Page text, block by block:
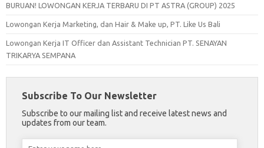
BURUAN! LOWONGAN KERJA TERBARU DI PT ASTRA (GROUP) 2025
Lowongan Kerja Marketing, dan Hair & Make up, PT. Like Us Bali
Lowongan Kerja IT Officer dan Assistant Technician PT. SENAYAN
TRIKARYA SEMPANA
Subscribe To Our Newsletter
Subscribe to our mailing list and receive latest news and
updates from our team.